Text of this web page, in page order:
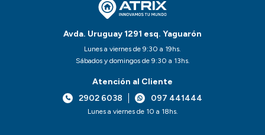
Avda. Uruguay 1291 esq. Yaguarón
Lunes a viernes de 9:30 a 19hs.
Sábados y domingos de 9:30 a 13hs.
Atención al Cliente
2902 6038
097 441444
Lunes a viernes de 10 a 18hs.